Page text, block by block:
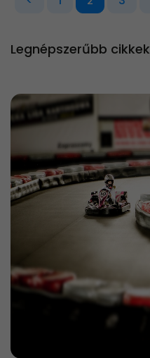
Legnépszerűbb cikkek